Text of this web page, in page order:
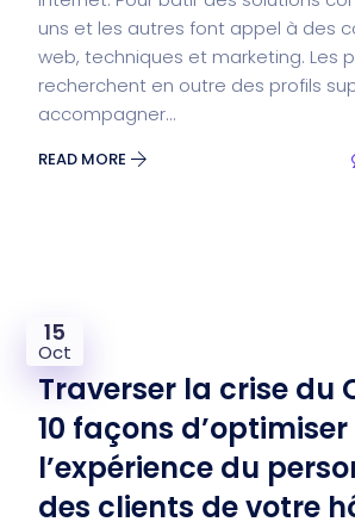
uns et les autres font appel à des
web, techniques et marketing. Les
recherchent en outre des profils
accompagner...
READ MORE
15
Oct
Traverser la crise du
10 façons d’optimiser
l’expérience du
des clients de votre